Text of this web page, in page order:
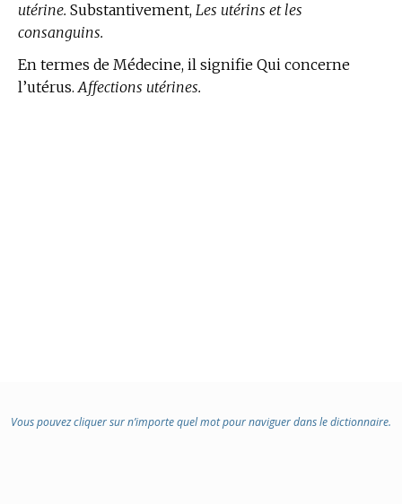
utérine. Substantivement, Les utérins et les
consanguins.
En termes de Médecine, il signifie Qui concerne
l’utérus. Affections utérines.
Vous pouvez cliquer sur n’importe quel mot pour naviguer dans le dictionnaire.